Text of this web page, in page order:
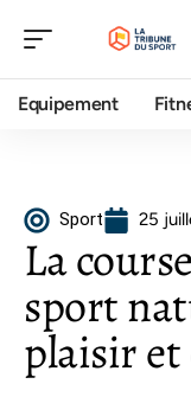
Equipement
Sport 25
La
sport
plaisir et